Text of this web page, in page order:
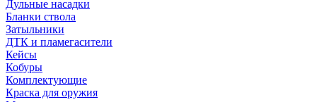
Дульные насадки
Бланки ствола
Затыльники
ДТК и пламегасители
Кейсы
Кобуры
Комплектующие
Краска для оружия